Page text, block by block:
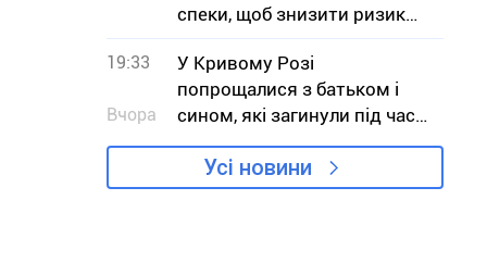
спеки, щоб знизити ризик
вимушених відключень
світла
19:33
Вчора
У Кривому Розі
попрощалися з батьком і
сином, які загинули під час
атаки на АЗС
Усі новини